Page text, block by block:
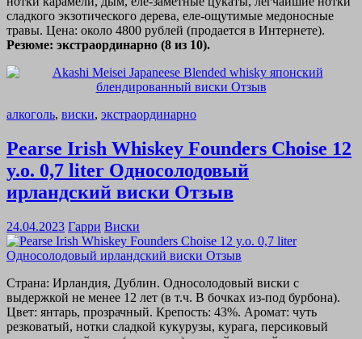
сладкого экзотического дерева, еле-ощутимые медоносные
травы. Цена: около 4800 рублей (продается в Интернете).
Резюме: экстраординарно (8 из 10).
алкоголь, виски, экстраординарно
Pearse Irish Whiskey Founders Choise 12
y.o. 0,7 liter Односолодовый
ирландский виски Отзыв
24.04.2023 Гарри Виски
Страна: Ирландия, Дублин. Односолодовый виски с
выдержкой не менее 12 лет (в т.ч. В бочках из-под бурбона).
Цвет: янтарь, прозрачный. Крепость: 43%. Аромат: чуть
резковатый, нотки сладкой кукурузы, курага, персиковый